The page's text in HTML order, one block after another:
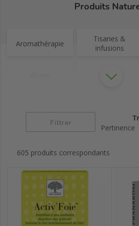
Produits
Aromathérapie
Tisanes &
infusions
Corps
phytothérapie
alimentaires bio
Alimentation bio
Homme et sport
Filtrer
605 produits correspondants